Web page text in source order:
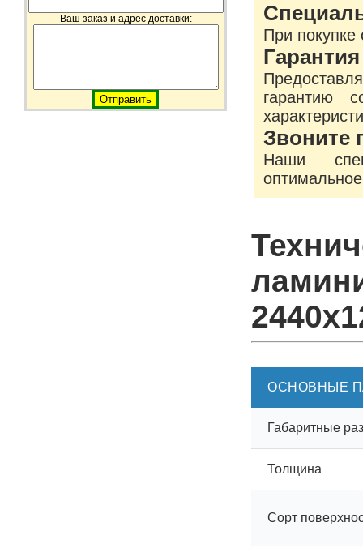
Ваш заказ и адрес доставки:
При
гарантию
Звоните
Наши
ОСНОВНЫЕ
Габаритные
Толщина
Сорт